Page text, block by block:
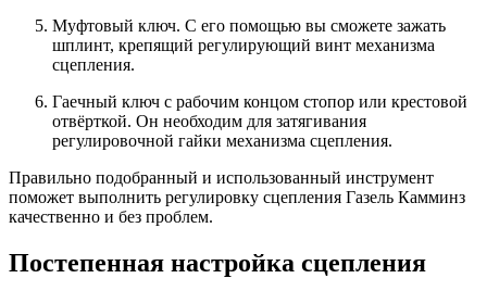
Муфтовый ключ. С его помощью вы сможете зажать
шплинт, крепящий регулирующий винт механизма
сцепления.
Гаечный ключ с рабочим концом стопор или крестовой
отвёрткой. Он необходим для затягивания
регулировочной гайки механизма сцепления.
Правильно подобранный и использованный инструмент
поможет выполнить регулировку сцепления Газель Камминз
качественно и без проблем.
Постепенная настройка сцепления